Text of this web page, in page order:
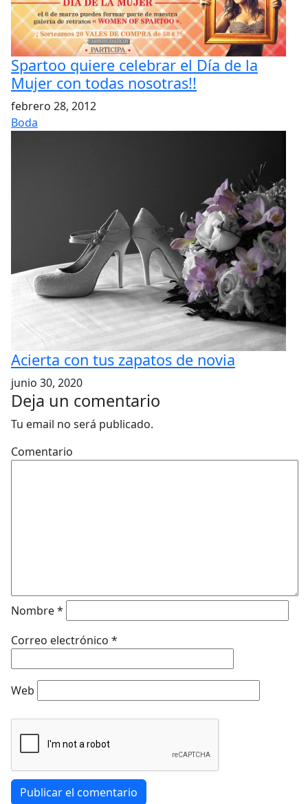
Spartoo quiere celebrar el Día de la
Mujer con todas nosotras!!
febrero 28, 2012
Boda
Acierta con tus zapatos de novia
junio 30, 2020
Deja un comentario
Tu email no será publicado.
Comentario
Nombre*
Correo electrónico *
Web
Publicar el comentario